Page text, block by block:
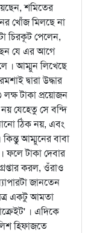
শমিতের
খোঁজ মিলছে না
চিরকূট পেলেন,
যে এর আগে
। আম্মুন লিখেছে
দ্বারা উদ্ধার
লক্ষ টাকা প্রয়োজন
যেহেতু সে বন্দি
ঠিক নয়, এবং
আম্মুনের বাবা
টাকা দেবার
করল, ওঁরাও
জানতেন
একটু আমতা
। এদিকে
হিফাজতে